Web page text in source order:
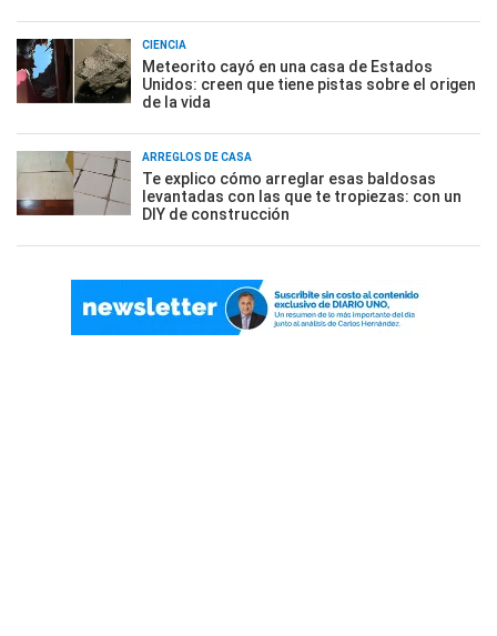
CIENCIA
Meteorito cayó en una casa de Estados
Unidos: creen que tiene pistas sobre el origen
de la vida
ARREGLOS DE CASA
Te explico cómo arreglar esas baldosas
levantadas con las que te tropiezas: con un
DIY de construcción